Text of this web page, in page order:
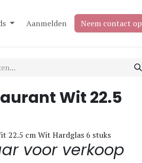
Aanmelden Neem contact op
Wit 22.5
22.5 cm Wit Hardglas 6 stuks
voor verkoop